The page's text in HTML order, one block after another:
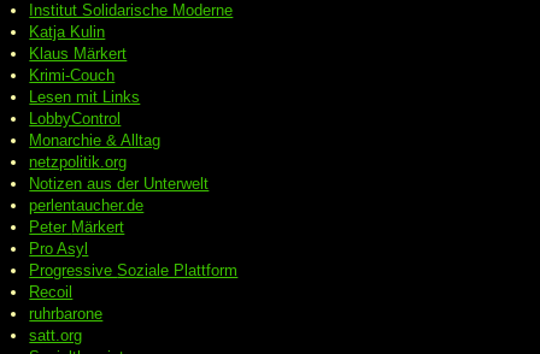
Institut Solidarische Moderne
Katja Kulin
Klaus Märkert
Krimi-Couch
Lesen mit Links
LobbyControl
Monarchie & Alltag
netzpolitik.org
Notizen aus der Unterwelt
perlentaucher.de
Peter Märkert
Pro Asyl
ProgressiveSoziale Plattform
Recoil
ruhrbarone
satt.org